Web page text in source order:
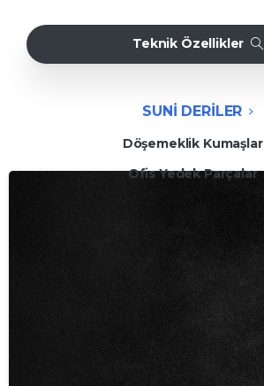
Teknik Özellikler
SUNİ DERİLER
Döşemeklik Kumaşlar
Ofis Yedek Parçalar